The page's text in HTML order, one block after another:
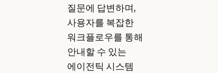
질문에 답변하며,
사용자를 복잡한
워크플로우를 통해
안내할 수 있는
에이전틱 시스템